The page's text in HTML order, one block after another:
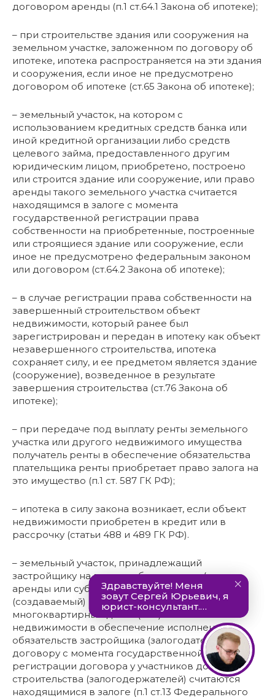
договором аренды (п.1 ст.64.1 Закона об ипотеке);
– при строительстве здания или сооружения на
земельном участке, заложенном по договору об
ипотеке, ипотека распространяется на эти здания
и сооружения, если иное не предусмотрено
договором об ипотеке (ст.65 Закона об ипотеке);
– земельный участок, на котором с
использованием кредитных средств банка или
иной кредитной организации либо средств
целевого займа, предоставленного другим
юридическим лицом, приобретено, построено
или строится здание или сооружение, или право
аренды такого земельного участка считается
находящимся в залоге с момента
государственной регистрации права
собственности на приобретенные, построенные
или строящиеся здание или сооружение, если
иное не предусмотрено федеральным законом
или договором (ст.64.2 Закона об ипотеке);
– в случае регистрации права собственности на
завершенный строительством объект
недвижимости, который ранее был
зарегистрирован и передан в ипотеку как объект
незавершенного строительства, ипотека
сохраняет силу, и ее предметом является здание
(сооружение), возведенное в результате
завершения строительства (ст.76 Закона об
ипотеке);
– при передаче под выплату ренты земельного
участка или другого недвижимого имущества
получатель ренты в обеспечение обязательства
плательщика ренты приобретает право залога на
это имущество (п.1 ст. 587 ГК РФ);
– ипотека в силу закона возникает, если объект
недвижимости приобретен в кредит или в
рассрочку (статьи 488 и 489 ГК РФ).
– земельный участок, принадлежащий
застройщику на праве собственности (праве
аренды или субаренды), и строящийся
(создаваемый) на этом земельном участке
многоквартирный дом и (или) иной объект
недвижимости в обеспечение исполнения
обязательств застройщика (залогодателя) по
договору с момента государственной
регистрации договора у участников долевого
строительства (залогодержателей) считаются
находящимися в залоге (п.1 ст.13 Федерального